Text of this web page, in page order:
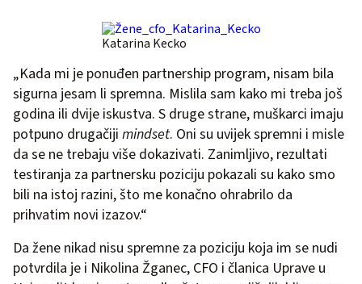
Katarina Kecko
„Kada mi je ponuđen partnership program, nisam bila
sigurna jesam li spremna. Mislila sam kako mi treba još
godina ili dvije iskustva. S druge strane, muškarci imaju
potpuno drugačiji mindset. Oni su uvijek spremni i misle
da se ne trebaju više dokazivati. Zanimljivo, rezultati
testiranja za partnersku poziciju pokazali su kako smo
bili na istoj razini, što me konačno ohrabrilo da
prihvatim novi izazov.“
Da žene nikad nisu spremne za poziciju koja im se nudi
potvrdila je i Nikolina Žganec, CFO i članica Uprave u